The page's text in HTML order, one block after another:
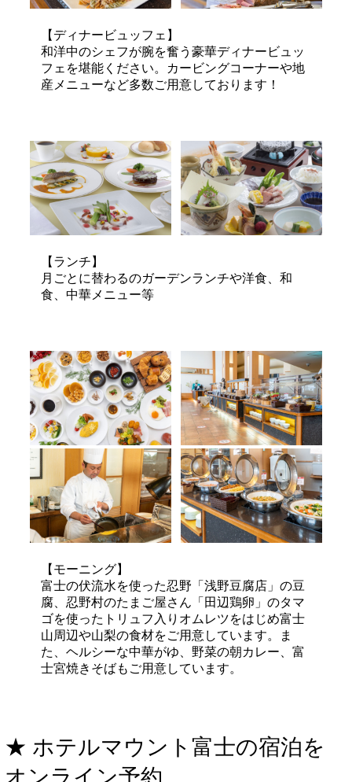
【ディナービュッフェ】
和洋中のシェフが腕を奮う豪華ディナービュッ
フェを堪能ください。カービングコーナーや地
産メニューなど多数ご用意しております！
【ランチ】
月ごとに替わるのガーデンランチや洋食、和
食、中華メニュー等
【モーニング】
富士の伏流水を使った忍野「浅野豆腐店」の豆
腐、忍野村のたまご屋さん「田辺鶏卵」のタマ
ゴを使ったトリュフ入りオムレツをはじめ富士
山周辺や山梨の食材をご用意しています。ま
た、ヘルシーな中華がゆ、野菜の朝カレー、富
士宮焼きそばもご用意しています。
★ ホテルマウント富士の宿泊を
オンライン予約